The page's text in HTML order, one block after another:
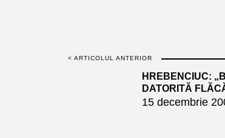
< ARTICOLUL ANTERIOR
HREBENCIUC:
DATORITĂ
15 decembrie